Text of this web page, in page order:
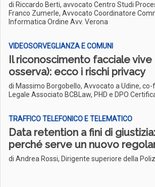
di Riccardo Berti, avvocato Centro Studi
Franco Zumerle, Avvocato Coordinatore
Informatica Ordine Avv. Verona
VIDEOSORVEGLIANZA E COMUNI
Il riconoscimento facciale vive
osserva): ecco i rischi privacy
di Massimo Borgobello, Avvocato a Udine,
Legale Associato BCBLaw, PHD e DPO
TRAFFICO TELEFONICO E TELEMATICO
Data retention a fini di
perché serve un nuovo
di Andrea Rossi, Dirigente superiore della